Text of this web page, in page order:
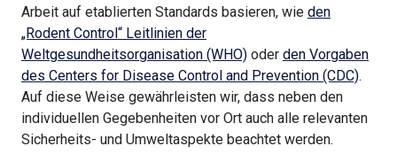
Arbeit auf etablierten Standards basieren, wie den
„Rodent Control“ Leitlinien der
Weltgesundheitsorganisation (WHO) oder den Vorgaben
des Centers for Disease Control and Prevention (CDC).
Auf diese Weise gewährleisten wir, dass neben den
individuellen Gegebenheiten vor Ort auch alle relevanten
Sicherheits- und Umweltaspekte beachtet werden.